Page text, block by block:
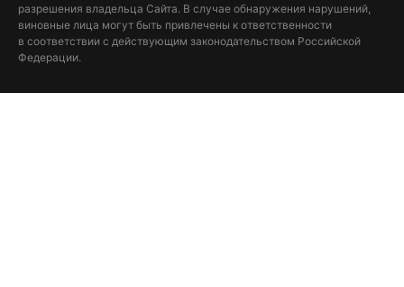
разрешения владельца Сайта. В случае обнаружения нарушений,
виновные лица могут быть привлечены к ответственности
в соответствии с действующим законодательством Российской
Федерации.